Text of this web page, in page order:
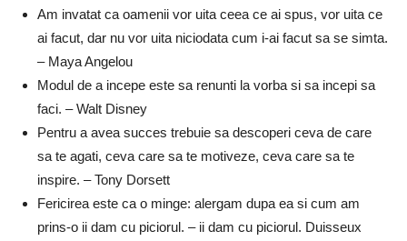
Am invatat ca oamenii vor uita ceea ce ai spus, vor uita ce
ai facut, dar nu vor uita niciodata cum i-ai facut sa se simta.
– Maya Angelou
Modul de a incepe este sa renunti la vorba si sa incepi sa
faci. – Walt Disney
Pentru a avea succes trebuie sa descoperi ceva de care
sa te agati, ceva care sa te motiveze, ceva care sa te
inspire. – Tony Dorsett
Fericirea este ca o minge: alergam dupa ea si cum am
prins-o ii dam cu piciorul. – ii dam cu piciorul. Duisseux